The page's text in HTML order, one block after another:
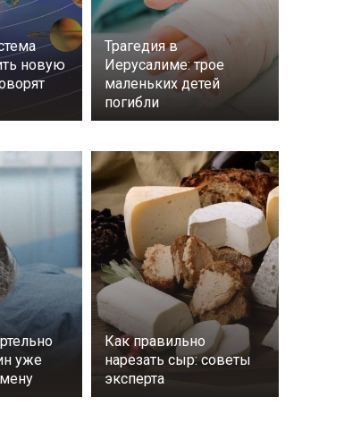
новую
Трагедия в
Иерусалиме: трое
маленьких детей
погибли
уже
Как правильно
нарезать сыр: советы
эксперта